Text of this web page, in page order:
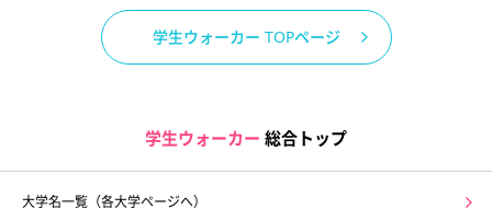
学生ウォーカー TOPページ
学生ウォーカー 総合トップ
大学名一覧（各大学ページへ）